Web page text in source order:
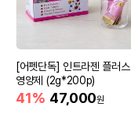
[어펫단독] 인트라젠 플러스
영양제 (2g*200p)
41% 47,000원